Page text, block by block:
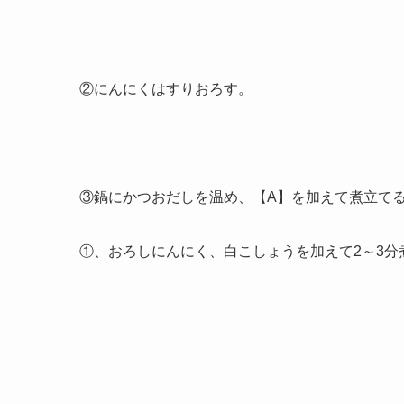
②にんにくはすりおろす。
③鍋にかつおだしを温め、【A】を加えて煮立てる
①、おろしにんにく、白こしょうを加えて2～3分